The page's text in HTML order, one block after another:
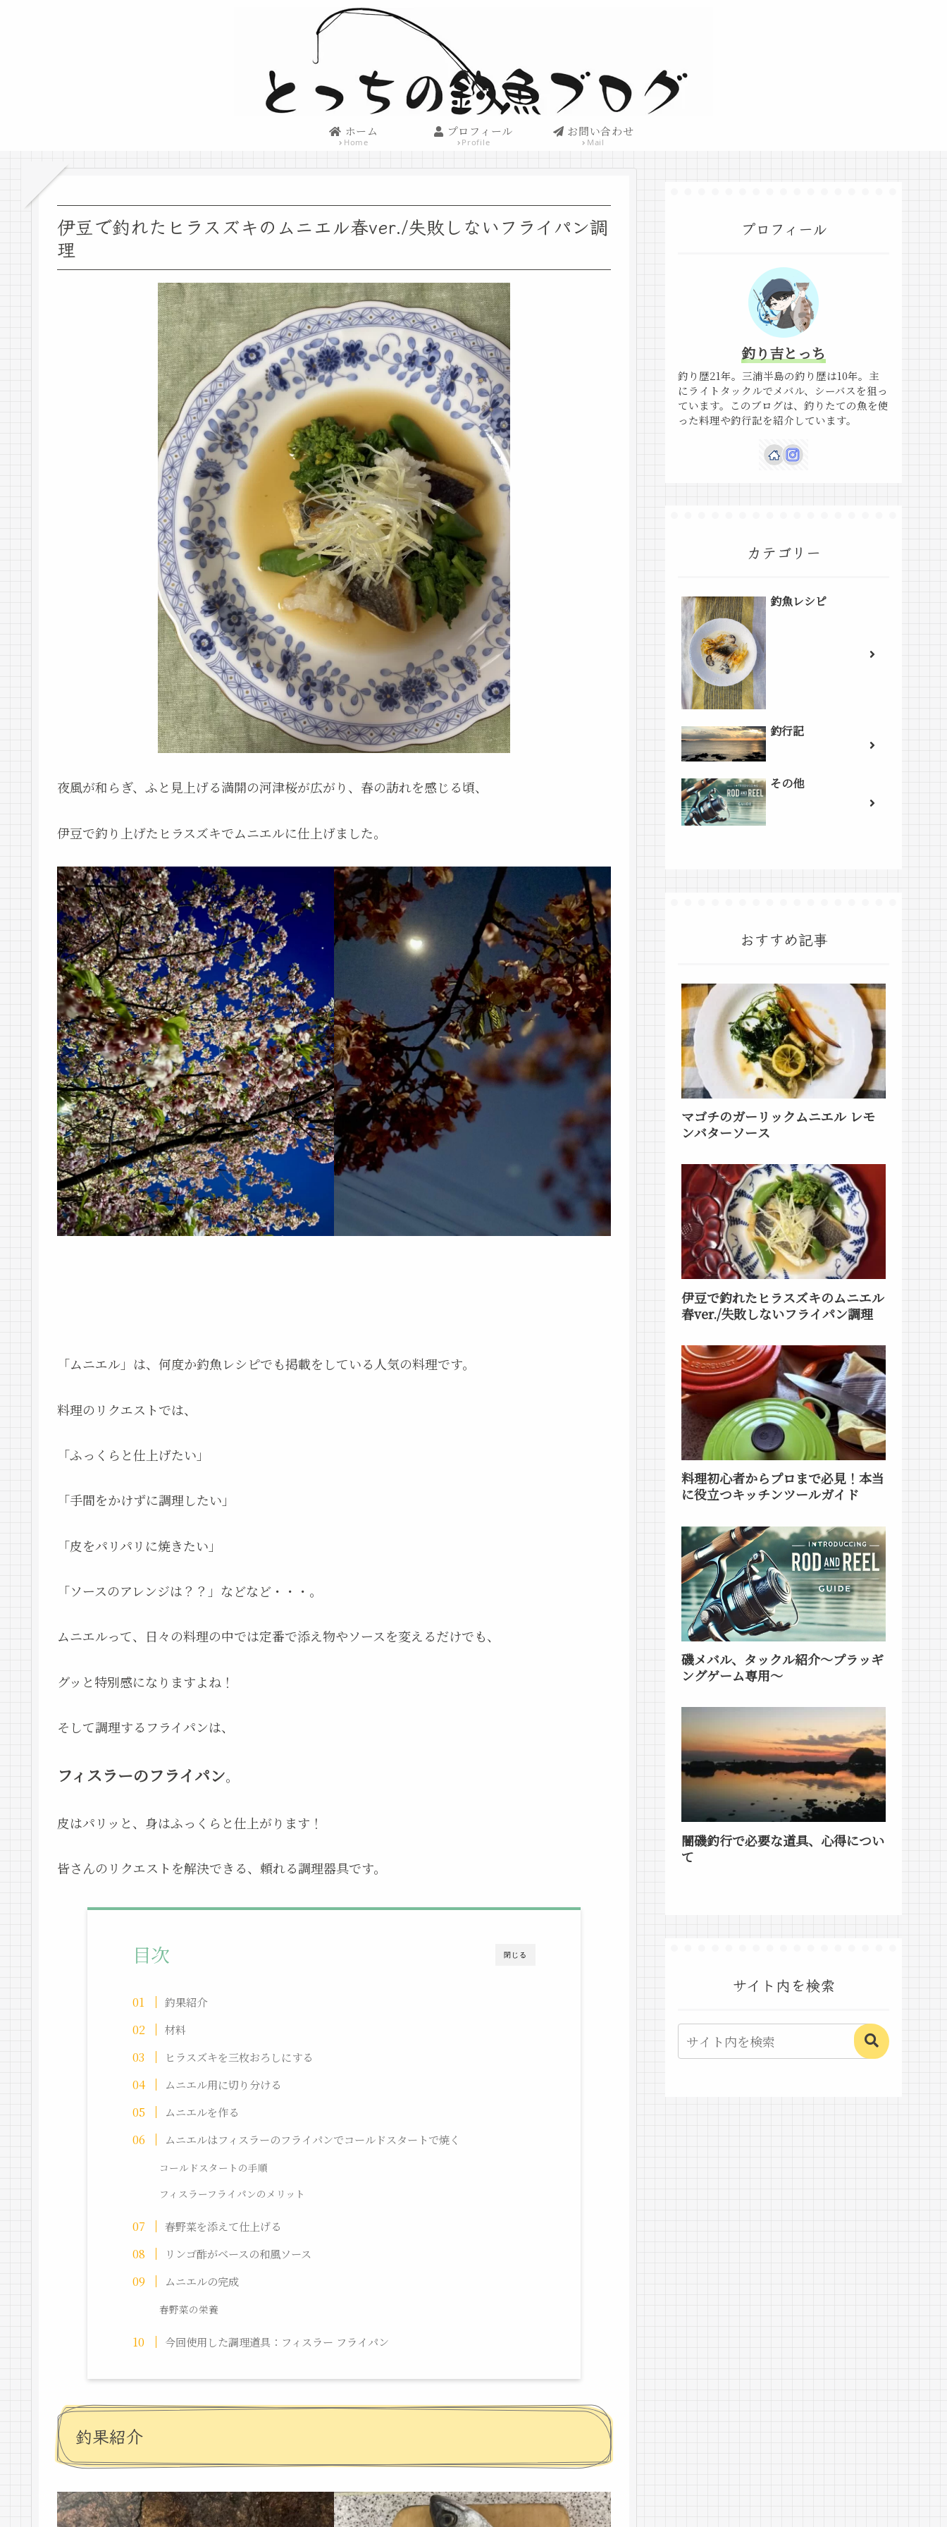
ホーム
Home
プロフィール
Profile
お問い合わせ
Mail
伊豆で釣れたヒラスズキのムニエル春ver./失敗しないフライパン調
理
夜風が和らぎ、ふと見上げる満開の河津桜が広がり、春の訪れを感じる頃、
伊豆で釣り上げたヒラスズキでムニエルに仕上げました。
「ムニエル」は、何度か釣魚レシピでも掲載をしている人気の料理です。
料理のリクエストでは、
「ふっくらと仕上げたい」
「手間をかけずに調理したい」
「皮をパリパリに焼きたい」
「ソースのアレンジは？？」などなど・・・。
ムニエルって、日々の料理の中では定番で添え物やソースを変えるだけでも、
グッと特別感になりますよね！
そして調理するフライパンは、
フィスラーのフライパン。
皮はパリッと、身はふっくらと仕上がります！
皆さんのリクエストを解決できる、頼れる調理器具です。
閉じる
目次
釣果紹介
材料
ヒラスズキを三枚おろしにする
ムニエル用に切り分ける
ムニエルを作る
ムニエルはフィスラーのフライパンでコールドスタートで焼く
コールドスタートの手順
フィスラーフライパンのメリット
春野菜を添えて仕上げる
リンゴ酢がベースの和風ソース
ムニエルの完成
春野菜の栄養
今回使用した調理道具：フィスラー フライパン
釣果紹介
プロフィール
釣り吉とっち
釣り歴21年。三浦半島の釣り歴は10年。主
にライトタックルでメバル、シーバスを狙っ
ています。このブログは、釣りたての魚を使
った料理や釣行記を紹介しています。
カテゴリー
釣魚レシピ
釣行記
その他
おすすめ記事
マゴチのガーリックムニエル レモ
ンバターソース
伊豆で釣れたヒラスズキのムニエル
春ver./失敗しないフライパン調理
料理初心者からプロまで必見！本当
に役立つキッチンツールガイド
磯メバル、タックル紹介～プラッギ
ングゲーム専用～
闇磯釣行で必要な道具、心得につい
て
サイト内を検索